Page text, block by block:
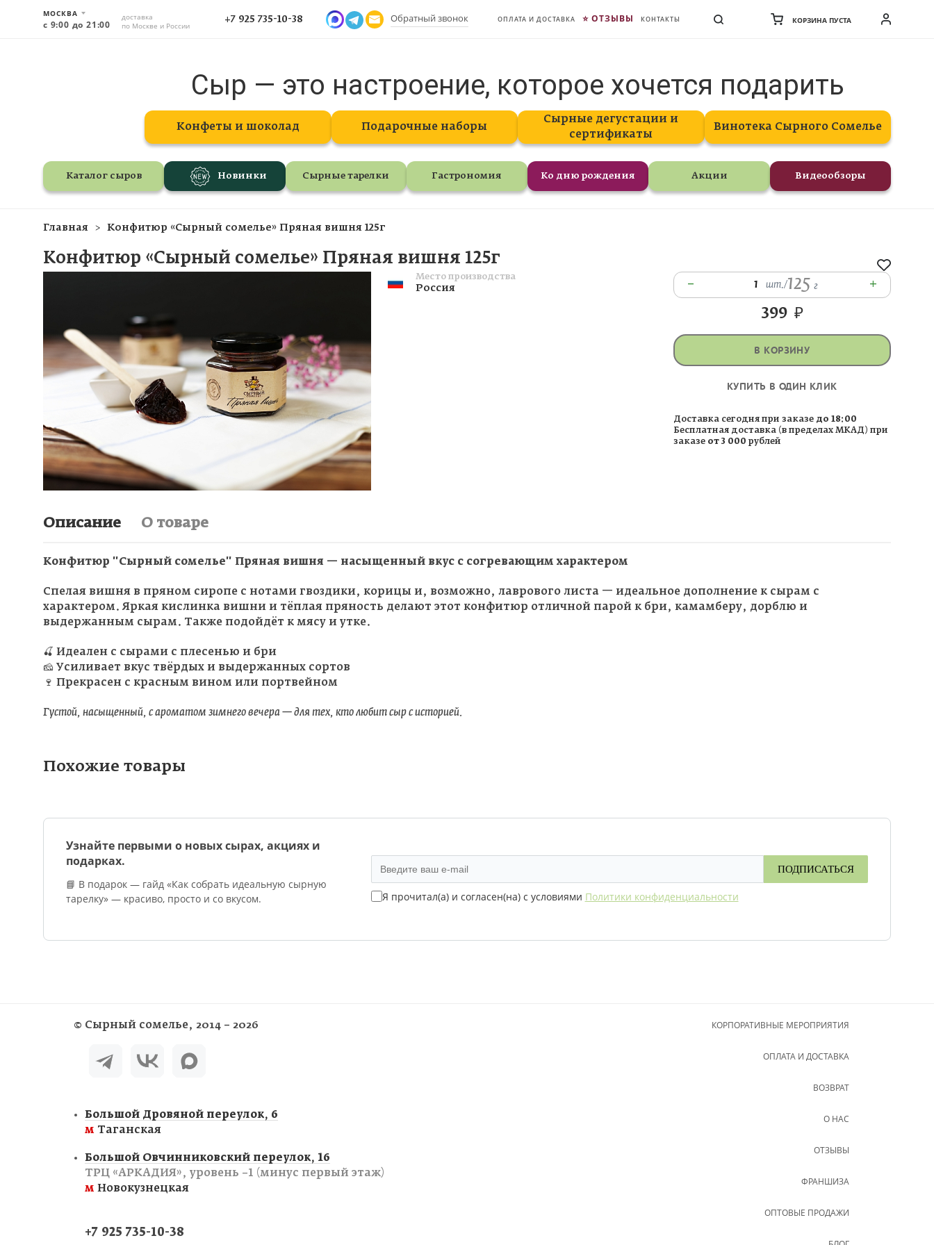
МОСКВА
с 9:00 до 21:00
доставка
по Москве и России
+7 925 735-10-38 Обратный звонок ОПЛАТА И ДОСТАВКА ОТЗЫВЫ КОНТАКТЫ КОРЗИНА ПУСТА
Сыр — это настроение, которое хочется подарить
Конфеты и шоколад Подарочные наборы
Сырные дегустации и
сертификаты
Винотека Сырного Сомелье
Каталог сыров Новинки Сырные тарелки Гастрономия Ко дню рождения Акции Видеообзоры
Главная Конфитюр «Сырный сомелье» Пряная вишня 125г
Конфитюр «Сырный сомелье» Пряная вишня 125г
– 1 шт./125 г +
399 ₽
В КОРЗИНУ
КУПИТЬ В ОДИН КЛИК
Доставка сегодня при заказе до 18:00
Бесплатная доставка (в пределах МКАД) при
заказе от 3 000 рублей
Место производства
Россия
Описание О товаре
Конфитюр "Сырный сомелье" Пряная вишня — насыщенный вкус с согревающим характером
Спелая вишня в пряном сиропе с нотами гвоздики, корицы и, возможно, лаврового листа — идеальное дополнение к сырам с
характером. Яркая кислинка вишни и тёплая пряность делают этот конфитюр отличной парой к бри, камамберу, дорблю и
выдержанным сырам. Также подойдёт к мясу и утке.
🍒 Идеален с сырами с плесенью и бри
🧀 Усиливает вкус твёрдых и выдержанных сортов
🍷 Прекрасен с красным вином или портвейном
Густой, насыщенный, с ароматом зимнего вечера — для тех, кто любит сыр с историей.
Похожие товары
Узнайте первыми о новых сырах, акциях и
подарках.
📘 В подарок — гайд «Как собрать идеальную сырную
тарелку» — красиво, просто и со вкусом.
ПОДПИСАТЬСЯ
Я прочитал(а) и согласен(на) с условиями Политики конфиденциальности
© Сырный сомелье, 2014 – 2026
Большой Дровяной переулок, 6
м Таганская
Большой Овчинниковский переулок, 16
ТРЦ «АРКАДИЯ», уровень −1 (минус первый этаж)
м Новокузнецкая
+7 925 735-10-38
КОРПОРАТИВНЫЕ МЕРОПРИЯТИЯ
ОПЛАТА И ДОСТАВКА
ВОЗВРАТ
О НАС
ОТЗЫВЫ
ФРАНШИЗА
ОПТОВЫЕ ПРОДАЖИ